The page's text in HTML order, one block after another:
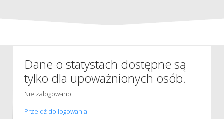
Dane o statystach dostępne są
tylko dla upoważnionych osób.
Nie zalogowano
Przejdź do logowania